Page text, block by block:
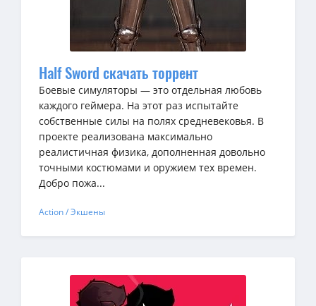
Half Sword скачать торрент
Боевые симуляторы — это отдельная любовь
каждого геймера. На этот раз испытайте
собственные силы на полях средневековья. В
проекте реализована максимально
реалистичная физика, дополненная довольно
точными костюмами и оружием тех времен.
Добро пожа...
Action / Экшены